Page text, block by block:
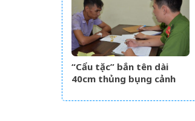
“Cẩu tặc” bắn tên dài
40cm thủng bụng cảnh